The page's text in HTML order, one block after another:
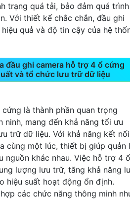
trạng quá tải, bảo đảm quá trình
Với thiết kế chắc chắn, đầu ghi
quả và độ tin cậy của hệ
đầu ghi camera hỗ trợ 4 ổ cứng
và tổ chức lưu trữ dữ liệu
là thành phần quan trọng
ninh, mang đến khả năng tối ưu
trữ dữ liệu. Với khả năng kết nối
cùng một lúc, thiết bị giúp quản
nguồn khác nhau. Việc hỗ trợ 4 ổ
lượng lưu trữ, tăng khả năng
hiệu suất hoạt động ổn định.
các chức năng thông minh